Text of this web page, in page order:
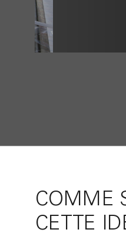
COMME
CETTE